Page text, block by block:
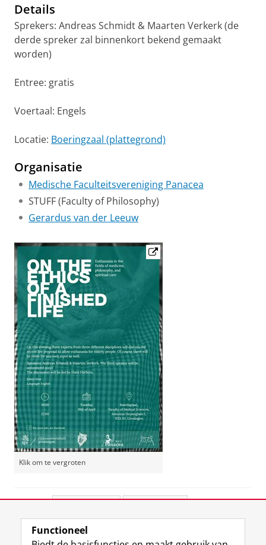
Details
Sprekers: Andreas Schmidt & Maarten Verkerk (de
derde spreker zal binnenkort bekend gemaakt
worden)
Entree: gratis
Voertaal: Engels
Locatie: Boeringzaal (plattegrond)
Organisatie
Medische Faculteitsvereniging Panacea
STUFF (Faculty of Philosophy)
Gerardus van der Leeuw
Klik om te vergroten
View this page in:English
Functioneel